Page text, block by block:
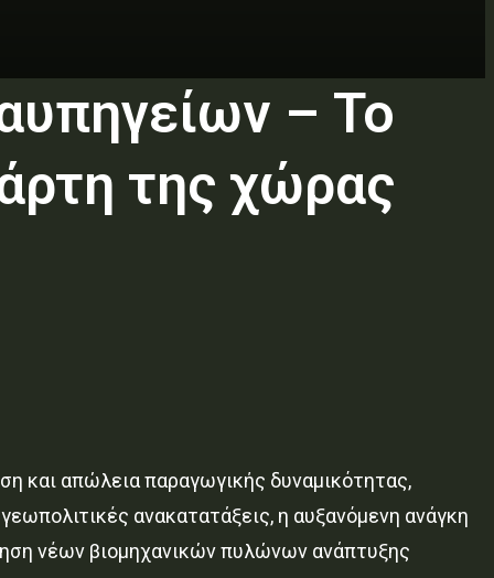
– Το
της χώρας
και απώλεια παραγωγικής δυναμικότητας,
ανακατατάξεις, η αυξανόμενη ανάγκη
νέων βιομηχανικών πυλώνων ανάπτυξης